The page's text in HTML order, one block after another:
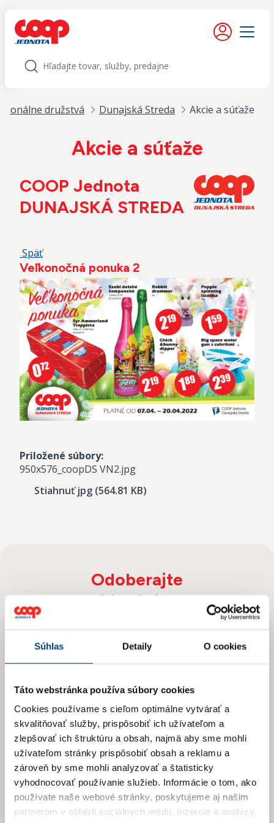
Súhlas Detaily O cookies
Táto webstránka používa súbory cookies
Cookies používame s cieľom optimálne vytvárať a
skvalitňovať služby, prispôsobiť ich užívateľom a
zlepšovať ich štruktúru a obsah, najmä aby sme mohli
užívateľom stránky prispôsobiť obsah a reklamu a
zároveň by sme mohli analyzovať a štatisticky
vyhodnocovať používanie služieb. Informácie o tom, ako
používate naše webové stránky, poskytujeme aj našim
partnerom v oblasti sociálnych médií, inzercie a analýzy.
Moje konto
Menu
Hľadať
družstvá Dunajská Streda Akcie a súťaže
Akcie a súťaže
COOP Jednota
DUNAJSKÁ STREDA
Späť
Veľkonočná ponuka 2
Priložené súbory:
950x576_coopDS VN2.jpg
Stiahnuť jpg (564.81 KB)
Odoberajte
Novinky
Prihláste sa na odber newslettera